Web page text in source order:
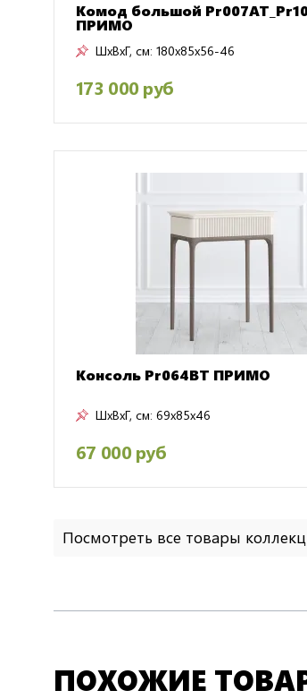
Комод большой
ПРИМО
ШxВxГ, см: 180x85x56-46
173 000 руб
Консоль Pr064BT ПРИМО
ШxВxГ, см: 69x85x46
67 000 руб
Посмотреть все товары
ПОХОЖИЕ